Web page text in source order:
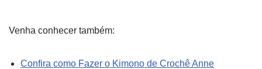
Venha conhecer também:
Confira como Fazer o Kimono de Crochê Anne